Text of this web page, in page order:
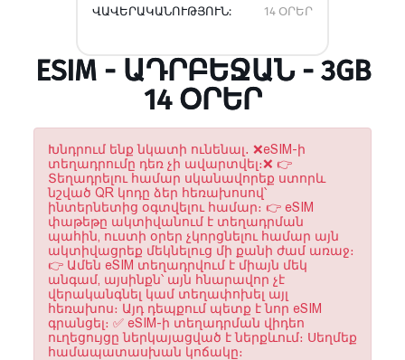
ՎԱՎԵՐԱԿԱՆՈՒԹՅՈՒՆ: 14 ՕՐԵՐ
ESIM - ԱԴՐԲԵՋԱՆ - 3GB
14 ՕՐԵՐ
Խնդրում ենք նկատի ունենալ․ ❌eSIM-ի
տեղադրումը դեռ չի ավարտվել։❌ 👉
Տեղադրելու համար սկանավորեք ստորև
նշված QR կոդը ձեր հեռախոսով՝
ինտերնետից օգտվելու համար։ 👉 eSIM
փաթեթը ակտիվանում է տեղադրման
պահին, ուստի օրեր չկորցնելու համար այն
ակտիվացրեք մեկնելուց մի քանի ժամ առաջ։
👉 Ամեն eSIM տեղադրվում է միայն մեկ
անգամ, այսինքն՝ այն հնարավոր չէ
վերականգնել կամ տեղափոխել այլ
հեռախոս։ Այդ դեպքում պետք է նոր eSIM
գրանցել։ ✅ eSIM-ի տեղադրման վիդեո
ուղեցույցը ներկայացված է ներքևում։ Սեղմեք
համապատասխան կոճակը։